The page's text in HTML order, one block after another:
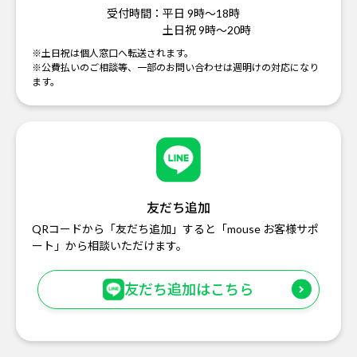
受付時間： 平日 9時～18時
土日祝 9時～20時
※土日祝は個人窓口へ転送されます。
※公費払いのご相談等、一部のお問い合わせは週明けの対応になり
ます。
友だち追加
QRコードから「友だち追加」すると「mouse お客様サポ
ート」から相談いただけます。
友だち追加はこちら